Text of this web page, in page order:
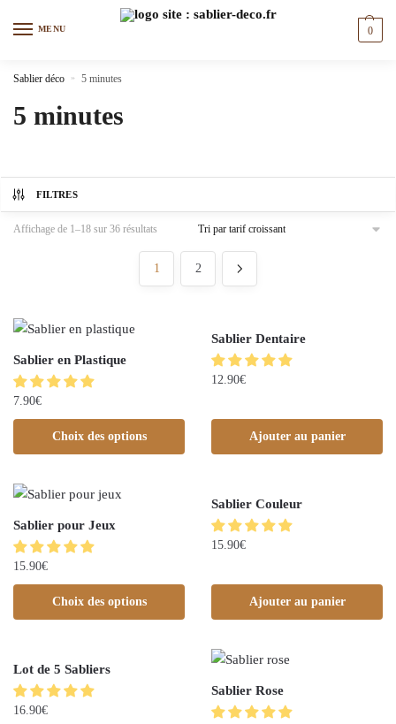
MENU 0
Sablier déco » 5 minutes
5 minutes
FILTRES
Affichage de 1–18 sur 36 résultats
1 2
Sablier en Plastique
7.90€
Choix des options
Sablier Dentaire
12.90€
Ajouter au panier
Sablier pour Jeux
15.90€
Choix des options
Sablier Couleur
15.90€
Ajouter au panier
Lot de 5 Sabliers
16.90€
Sablier Rose